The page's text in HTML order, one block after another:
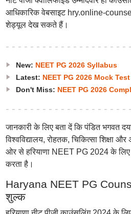
आधिकारिक वेबसाइट hry.online-
शेड्यूल देख सकते हैं।
New: NEET PG 2026 Syllabus
Latest: NEET PG 2026 Mock Test
Don't Miss: NEET PG 2026
जानकारी के लिए बता दें कि पंडित भगवत
विश्वविद्यालय, रोहतक, चिकित्सा शिक्षा
ओर से हरियाणा NEET PG 2024 के
करता है।
Haryana NEET PG
शुल्क